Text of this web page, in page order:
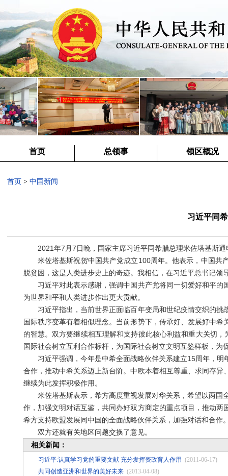
首页 总领事 领区概况
首页 > 中国新闻
习近平同
2021年7月7日晚，国家主席习近平同希腊总理米佐塔基斯通
米佐塔基斯祝贺中国共产党成立100周年。他表示，中国共
脱贫困，这是人类进步史上的奇迹。我相信，在习近平总书记领
习近平对此表示感谢，强调中国共产党将同一切爱好和平的
为世界和平和人类进步作出更大贡献。
习近平指出，当前世界正面临百年变局和世纪疫情交织的挑
国际秩序变革有着相似理念。当前形势下，传承好、发展好中
的智慧。双方要继续相互理解和支持彼此核心利益和重大关切
国际社会树立互利合作标杆，为国际社会树立文明互鉴样板，为
习近平强调，今年是中希全面战略伙伴关系建立15周年，明
合作，推动中希关系迈上新台阶。中欧本着相互尊重、求同存
继续为此发挥积极作用。
米佐塔基斯表示，希方高度重视发展对华关系，希望以两国
作，加强文明对话互鉴，共同办好双方商定的重点项目，推动
希方支持欧盟发展同中国的全面战略伙伴关系，加强对话和合作
双方还就有关地区问题交换了意见。
相关新闻：
习近平:认真学习党的重要文献 充分发挥资政育人作用 (2011-06-17)
共同创造亚洲和世界的美好未来 (2013-04-08)